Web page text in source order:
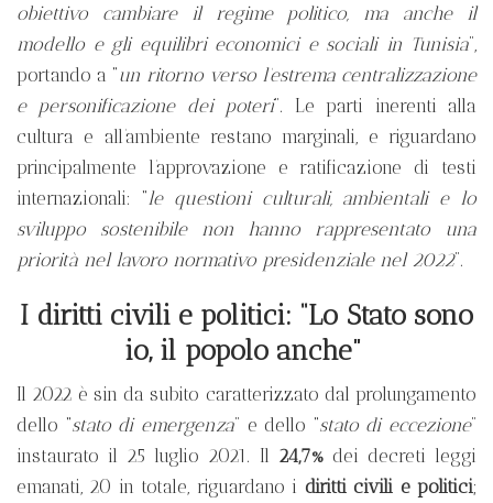
obiettivo cambiare il regime politico, ma anche il
modello e gli equilibri economici e sociali in Tunisia”,
portando a “un ritorno verso l’estrema centralizzazione
e personificazione dei poteri”. Le parti inerenti alla
cultura e all’ambiente restano marginali, e riguardano
principalmente l’approvazione e ratificazione di testi
internazionali: “le questioni culturali, ambientali e lo
sviluppo sostenibile non hanno rappresentato una
priorità nel lavoro normativo presidenziale nel 2022”.
I diritti civili e politici: “Lo Stato sono
io, il popolo anche”
Il 2022 è sin da subito caratterizzato dal prolungamento
dello “stato di emergenza” e dello “stato di eccezione”
instaurato il 25 luglio 2021. Il 24,7% dei decreti leggi
emanati, 20 in totale, riguardano i diritti civili e politici;